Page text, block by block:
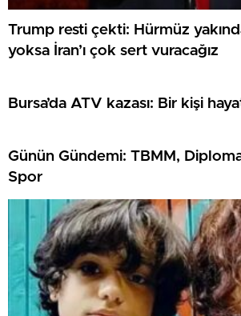
Trump resti çekti: Hürmüz
yoksa İran’ı çok sert vuracağız
Bursa’da ATV kazası: Bir kişi
Günün Gündemi: TBMM,
Spor